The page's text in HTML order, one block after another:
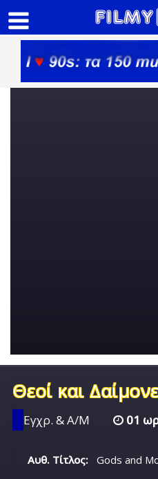
Θεοί και
Εγχρ. & Α/Μ 01
Αυθ. Τίτλος:
Gods and